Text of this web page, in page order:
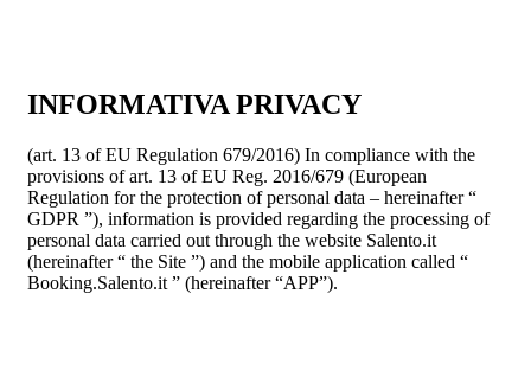
INFORMATIVA PRIVACY
(art. 13 of EU Regulation 679/2016) In compliance with the
provisions of art. 13 of EU Reg. 2016/679 (European
Regulation for the protection of personal data – hereinafter “
GDPR ”), information is provided regarding the processing of
personal data carried out through the website Salento.it
(hereinafter “ the Site ”) and the mobile application called “
Booking.Salento.it ” (hereinafter “APP”).